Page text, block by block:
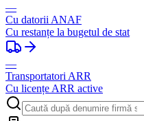
—
Cu datorii ANAF
Cu restanțe la bugetul de stat
—
Transportatori ARR
Cu licențe ARR active